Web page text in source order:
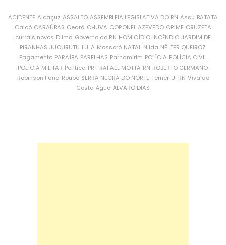
ACIDENTE Alcaçuz ASSALTO ASSEMBLEIA LEGISLATIVA DO RN Assu BATATA
Caicó CARAÚBAS Ceará CHUVA CORONEL AZEVEDO CRIME CRUZETA
currais novos Dilma Governo do RN HOMICÍDIO INCÊNDIO JARDIM DE
PIRANHAS JUCURUTU LULA Mossoró NATAL Nilda NÉLTER QUEIROZ
Pagamento PARAÍBA PARELHAS Parnamirim POLÍCIA POLÍCIA CIVIL
POLÍCIA MILITAR Política PRF RAFAEL MOTTA RN ROBERTO GERMANO
Robinson Faria Roubo SERRA NEGRA DO NORTE Temer UFRN Vivaldo
Costa Água ÁLVARO DIAS